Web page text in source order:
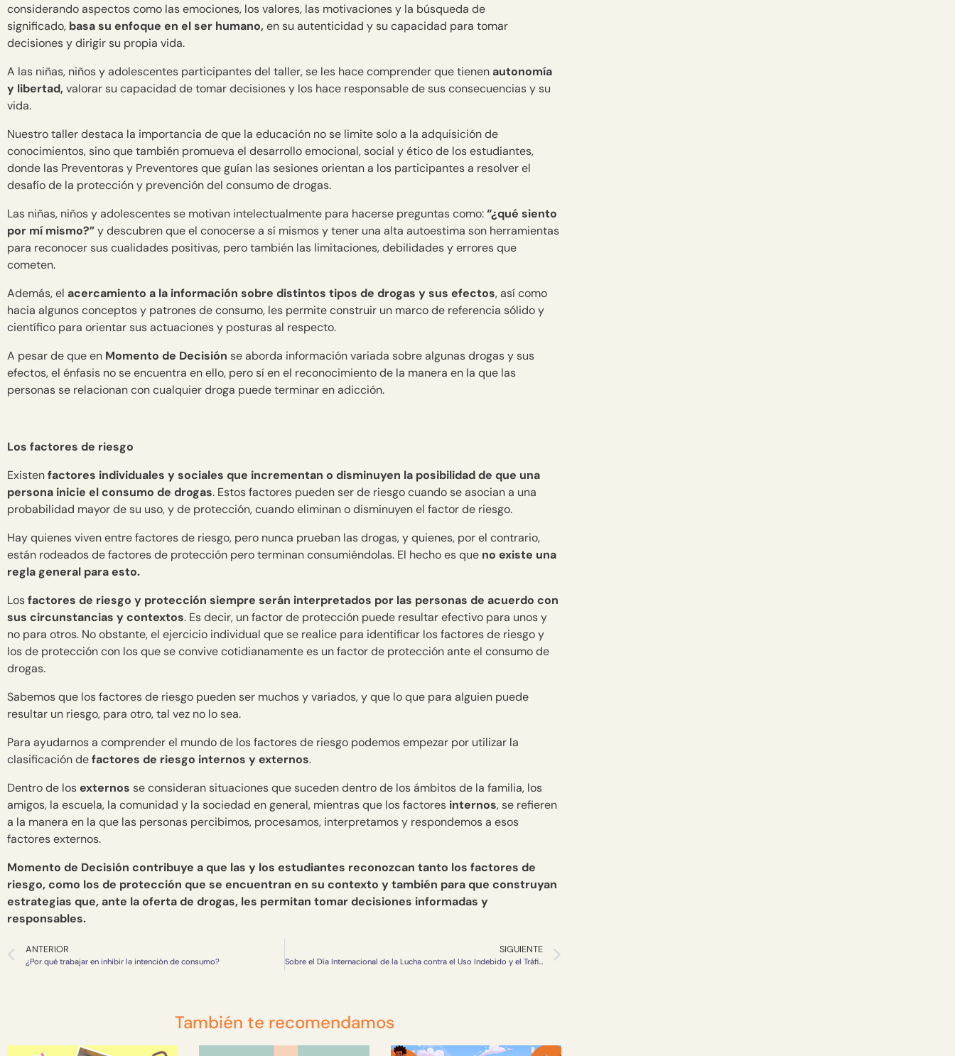
considerando aspectos como las emociones, los valores, las motivaciones y la búsqueda de
significado, basa su enfoque en el ser humano, en su autenticidad y su capacidad para tomar
decisiones y dirigir su propia vida.
A las niñas, niños y adolescentes participantes del taller, se les hace comprender que tienenautonomía
y libertad, valorar su capacidad de tomar decisiones y los hace responsable de sus consecuencias y su
vida.
Nuestro taller destaca la importancia de que la educación no se limite solo a la adquisición de
conocimientos, sino que también promueva el desarrollo emocional, social y ético de los estudiantes,
donde las Preventoras y Preventores que guían las sesiones orientan a los participantes a resolver el
desafío de la protección y prevención del consumo de drogas.
Las niñas, niños y adolescentes se motivan intelectualmente para hacerse preguntas como:“¿qué siento
por mí mismo?”y descubren que el conocerse a sí mismos y tener una alta autoestima son herramientas
para reconocer sus cualidades positivas, pero también las limitaciones, debilidades y errores que
cometen.
Además, el acercamiento a la información sobre distintos tipos de drogas y sus efectos, así como
hacia algunos conceptos y patrones de consumo, les permite construir un marco de referencia sólido y
científico para orientar sus actuaciones y posturas al respecto.
A pesar de que en Momento de Decisión se aborda información variada sobre algunas drogas y sus
efectos, el énfasis no se encuentra en ello, pero sí en el reconocimiento de la manera en la que las
personas se relacionan con cualquier droga puede terminar en adicción.
Los factores de riesgo
Existenfactores individuales y sociales que incrementan o disminuyen la posibilidad de que una
persona inicie el consumo de drogas. Estos factores pueden ser de riesgo cuando se asocian a una
probabilidad mayor de su uso, y de protección, cuando eliminan o disminuyen el factor de riesgo.
Hay quienes viven entre factores de riesgo, pero nunca prueban las drogas, y quienes, por el contrario,
están rodeados de factores de protección pero terminan consumiéndolas. El hecho es que no existe una
regla general para esto.
Losfactores de riesgo y protección siempre serán interpretados por las personas de acuerdo con
sus circunstancias y contextos. Es decir, un factor de protección puede resultar efectivo para unos y
no para otros. No obstante, el ejercicio individual que se realice para identificar los factores de riesgo y
los de protección con los que se convive cotidianamente es un factor de protección ante el consumo de
drogas.
Sabemos que los factores de riesgo pueden ser muchos y variados, y que lo que para alguien puede
resultar un riesgo, para otro, tal vez no lo sea.
Para ayudarnos a comprender el mundo de los factores de riesgo podemos empezar por utilizar la
clasificación defactores de riesgo internos y externos.
Dentro de losexternos se consideran situaciones que suceden dentro de los ámbitos de la familia, los
amigos, la escuela, la comunidad y la sociedad en general, mientras que los factores internos, se refieren
a la manera en la que las personas percibimos, procesamos, interpretamos y respondemos a esos
factores externos.
Momento de Decisión contribuye a que las y los estudiantes reconozcan tanto los factores de
riesgo, como los de protección que se encuentran en su contexto y también para que construyan
estrategias que, ante la oferta de drogas, les permitan tomar decisiones informadas y
responsables.
ANTERIOR
¿Por qué trabajar en inhibir la intención de consumo?
SIGUIENTE
Sobre el Día Internacional de la Lucha contra el Uso Indebido y el Tráfico Ilícito de Drogas
También te recomendamos